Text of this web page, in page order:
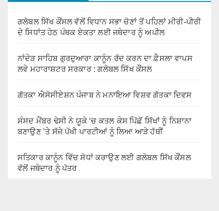
ਗਲੋਬਲ ਸਿੱਖ ਕੌਂਸਲ ਵੱਲੋਂ ਵਿਧਾਨ ਸਭਾ ਚੋਣਾਂ ਤੋਂ ਪਹਿਲਾਂ ਮੀਰੀ-ਪੀਰੀ
ਦੇ ਸਿਧਾਂਤ ਹੇਠ ਪੰਥਕ ਏਕਤਾ ਲਈ ਜਥੇਦਾਰ ਨੂੰ ਅਪੀਲ
ਨਾਂਦੇੜ ਸਾਹਿਬ ਗੁਰਦੁਆਰਾ ਕਾਨੂੰਨ ਰੱਦ ਕਰਨ ਦਾ ਫ਼ੈਸਲਾ ਵਾਪਸ
ਲਵੇ ਮਹਾਰਾਸ਼ਟਰ ਸਰਕਾਰ : ਗਲੋਬਲ ਸਿੱਖ ਕੌਂਸਲ
ਗੱਤਕਾ ਐਸੋਸੀਏਸ਼ਨ ਪੰਜਾਬ ਨੇ ਮਨਾਇਆ ਵਿਸ਼ਵ ਗੱਤਕਾ ਦਿਵਸ
ਸੰਸਦ ਮੈਂਬਰ ਢੇਸੀ ਨੇ ਯੂਕੇ ‘ਚ ਕਤਲ ਕੇਸ ਪਿੱਛੋਂ ਸਿੱਖਾਂ ਨੂੰ ਨਿਸ਼ਾਨਾ
ਬਣਾਉਣ ’ਤੇ ਸੱਜੇ ਪੱਖੀ ਪਾਰਟੀਆਂ ਨੂੰ ਲਿਆ ਆੜੇ ਹੱਥੀਂ
ਸਤਿਕਾਰ ਕਾਨੂੰਨ ਵਿੱਚ ਸੋਧਾਂ ਕਰਾਉਣ ਲਈ ਗਲੋਬਲ ਸਿੱਖ ਕੌਂਸਲ
ਵੱਲੋਂ ਜਥੇਦਾਰ ਨੂੰ ਪੱਤਰ